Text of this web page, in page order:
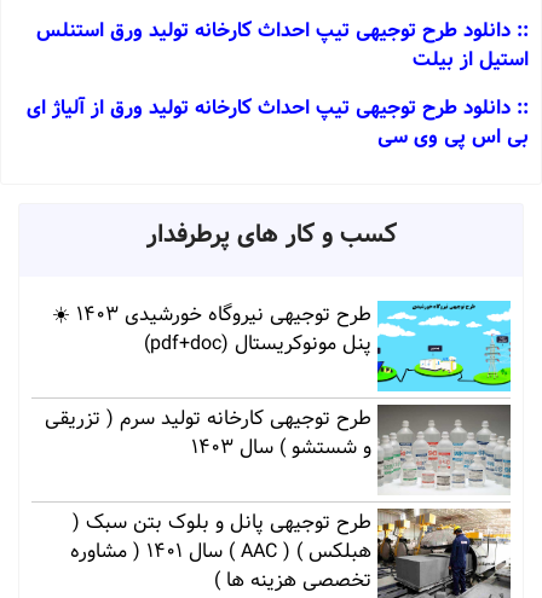
:: دانلود طرح توجیهی تیپ احداث کارخانه تولید ورق استنلس
استیل از بیلت
:: دانلود طرح توجیهی تیپ احداث کارخانه تولید ورق از آلیاژ ای
بی اس پی وی سی
کسب و کار های پرطرفدار
طرح توجیهی نیروگاه خورشیدی 1403 ☀️
پنل مونوکریستال (pdf+doc)
طرح توجیهی کارخانه تولید سرم ( تزریقی
و شستشو ) سال 1403
طرح توجیهی پانل و بلوک بتن سبک (
هبلکس ) ( AAC ) سال 1401 ( مشاوره
تخصصی هزینه ها )